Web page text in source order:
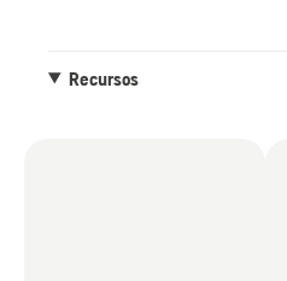
Recursos